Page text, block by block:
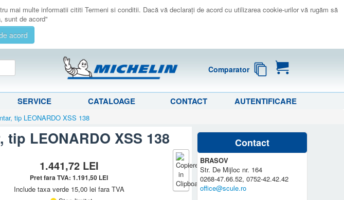
multe informatii cititi Termeni si conditii. Dacă vă declaraţi de acord cu utilizarea cookie-urilor vă rugăm să
sunt de acord"
acord
Comparator
SERVICE CATALOAGE CONTACT AUTENTIFICARE
tip LEONARDO XSS 138
LEONARDO XSS 138
1.441,72 LEI
Pret fara TVA:1.191,50 LEI
Include taxa verde 15,00 lei fara TVA
Contact
BRASOV
Str. De Mijloc nr. 164
0268-47.66.52, 0752-42.42.42
office@scule.ro